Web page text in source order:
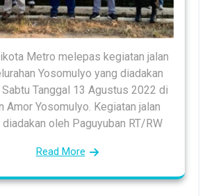
Metro melepas kegiatan jalan
Yosomulyo yang diadakan
Tanggal 13 Agustus 2022 di
Amor Yosomulyo. Kegiatan jalan
oleh Paguyuban RT/RW
Read More